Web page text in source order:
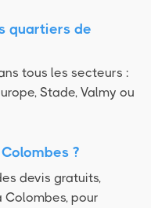
quartiers de
tous les secteurs :
Stade, Valmy ou
?
devis gratuits,
pour